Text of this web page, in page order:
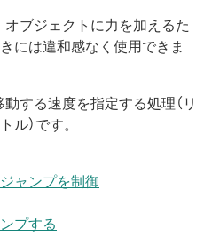
オブジェクトに力を加えるた
には違和感なく使用できま
動する速度を指定する処理（リ
ル）です。
ャンプを制御
プする